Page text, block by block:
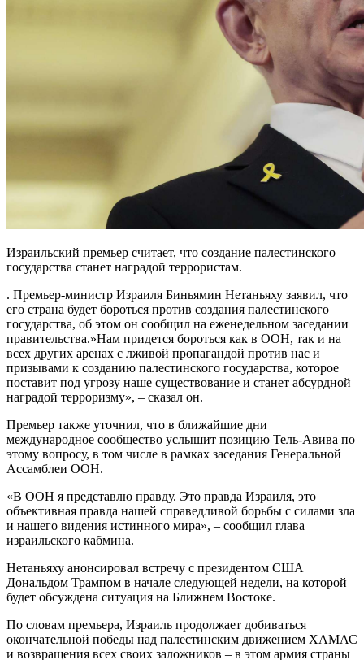
Израильский премьер считает, что создание палестинского
государства станет наградой террористам.
. Премьер-министр Израиля Биньямин Нетаньяху заявил, что
его страна будет бороться против создания палестинского
государства, об этом он сообщил на еженедельном заседании
правительства.»Нам придется бороться как в ООН, так и на
всех других аренах с лживой пропагандой против нас и
призывами к созданию палестинского государства, которое
поставит под угрозу наше существование и станет абсурдной
наградой терроризму», – сказал он.
Премьер также уточнил, что в ближайшие дни
международное сообщество услышит позицию Тель-Авива по
этому вопросу, в том числе в рамках заседания Генеральной
Ассамблеи ООН.
«В ООН я представлю правду. Это правда Израиля, это
объективная правда нашей справедливой борьбы с силами зла
и нашего видения истинного мира», – сообщил глава
израильского кабмина.
Нетаньяху анонсировал встречу с президентом США
Дональдом Трампом в начале следующей недели, на которой
будет обсуждена ситуация на Ближнем Востоке.
По словам премьера, Израиль продолжает добиваться
окончательной победы над палестинским движением ХАМАС
и возвращения всех своих заложников – в этом армия страны